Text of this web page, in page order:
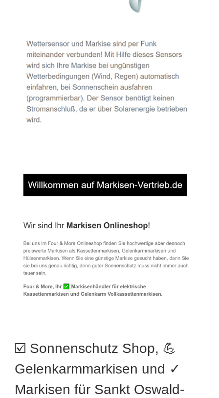
☑️ Sonnenschutz Shop, 💪
Gelenkarmmarkisen und ✓
Markisen für Sankt Oswald-